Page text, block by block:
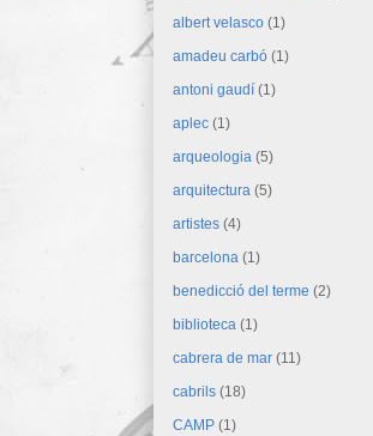
albert velasco (1)
amadeu carbó (1)
antoni gaudí (1)
aplec (1)
arqueologia (5)
arquitectura (5)
artistes (4)
barcelona (1)
benedicció del terme (2)
biblioteca (1)
cabrera de mar (11)
cabrils (18)
CAMP (1)